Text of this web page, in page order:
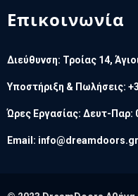
Επικοινωνία
Διεύθυνση: Τροίας 14,
Υποστήριξη & Πωλήσεις:
Ώρες Εργασίας: Δευτ-Παρ:
Email: info@dreamdoors.gr